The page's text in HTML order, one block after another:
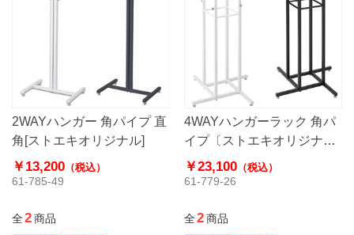
2WAYハンガー 角パイプ 直
角[ストエキオリジナル]
￥13,200 （税込）
61-785-49
全2商品
4WAYハンガーラック 角パ
イプ〔ストエキオリジナ
ル〕
￥23,100（税込）
61-779-26
全2商品